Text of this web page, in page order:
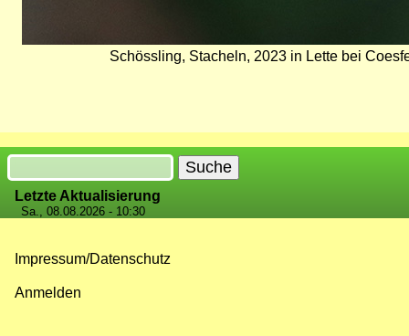
Schössling, Stacheln, 2023 in Lette bei
Suche
Letzte Aktualisierung
Sa., 08.08.2026 - 10:30
Impressum/Datenschutz
Anmelden